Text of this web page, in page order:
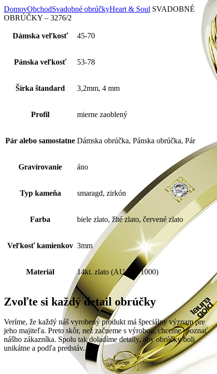
DomovObchodSvadobné obrúčkyHeart & Soul SVADOBNÉ
OBRÚČKY – 3276/2
Dámska veľkosť 45-70
Pánska veľkosť 53-78
Šírka štandard 3,2mm, 4 mm
Profil mierne zaoblený
Pár alebo samostatne Dámska obrúčka, Pánska obrúčka, Pár
Gravírovanie áno
Typ kameňa smaragd, zirkón
Farba biele zlato, žlté zlato, červené zlato
Veľkosť kamienkov 3mm
Materiál 14kt. zlato (AU 585/1000)
Zvoľte si každý detail obrúčky
Veríme, že každý náš vyrobený produkt má špeciálny význam pre
jeho majiteľa. Preto skôr, než začneme s výrobou, chceme spoznať
nášho zákazníka. Spolu tak doladíme detaily, aby obrúčky boli
unikátne a podľa predstáv.